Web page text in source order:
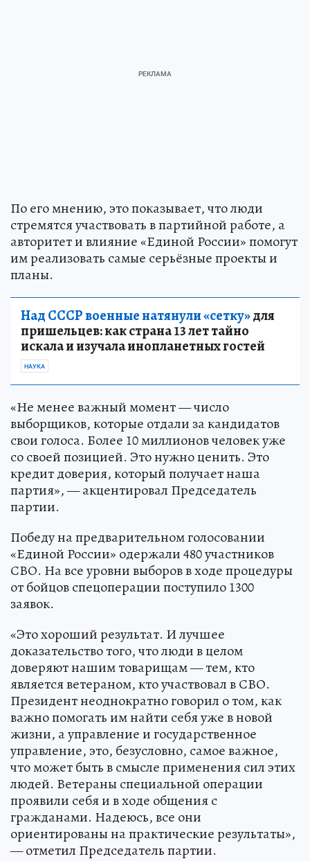
По его мнению, это показывает, что люди
стремятся участвовать в партийной работе, а
авторитет и влияние «Единой России» помогут
им реализовать самые серьёзные проекты и
планы.
Над СССР военные натянули «сетку»для
пришельцев: как страна 13 лет тайно
искала и изучала инопланетных гостей
НАУКА
«Не менее важный момент — число
выборщиков, которые отдали за кандидатов
свои голоса. Более 10 миллионов человек уже
со своей позицией. Это нужно ценить. Это
кредит доверия, который получает наша
партия», — акцентировал Председатель
партии.
Победу на предварительном голосовании
«Единой России» одержали 480 участников
СВО. На все уровни выборов в ходе процедуры
от бойцов спецоперации поступило 1300
заявок.
«Это хороший результат. И лучшее
доказательство того, что люди в целом
доверяют нашим товарищам — тем, кто
является ветераном, кто участвовал в СВО.
Президент неоднократно говорил о том, как
важно помогать им найти себя уже в новой
жизни, а управление и государственное
управление, это, безусловно, самое важное,
что может быть в смысле применения сил этих
людей. Ветераны специальной операции
проявили себя и в ходе общения с
гражданами. Надеюсь, все они
ориентированы на практические результаты»,
— отметил Председатель партии.